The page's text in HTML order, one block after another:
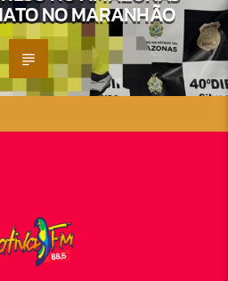
NO MARANHÃO